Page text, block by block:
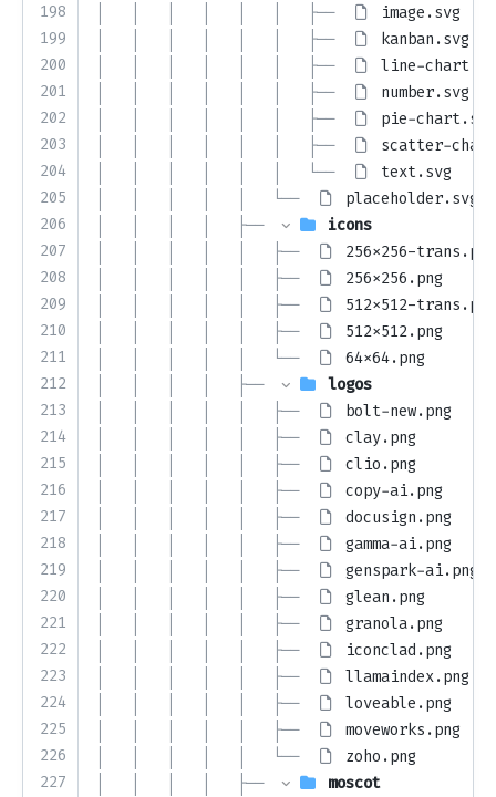
198
199
200
201
202
203
204
205
206
207
208
209
210
211
212
213
214
215
216
217
218
219
220
221
222
223
224
225
226
227
│   │   │   │   │   │   ├──
image.svg
│   │   │   │   │   │   ├──
kanban.svg
│   │   │   │   │   │   ├──
line-
│   │   │   │   │   │   ├──
number.svg
│   │   │   │   │   │   ├──
pie-chart.svg
│   │   │   │   │   │   ├──
scatter-
│   │   │   │   │   │   └──
text.svg
│   │   │   │   │   └──
placeholder.svg
│   │   │   │   ├──
icons
│   │   │   │   │   ├──
256x256-trans.png
│   │   │   │   │   ├──
256x256.png
│   │   │   │   │   ├──
512x512-trans.png
│   │   │   │   │   ├──
512x512.png
│   │   │   │   │   └──
64x64.png
│   │   │   │   ├──
logos
│   │   │   │   │   ├──
bolt-new.png
│   │   │   │   │   ├──
clay.png
│   │   │   │   │   ├──
clio.png
│   │   │   │   │   ├──
copy-ai.png
│   │   │   │   │   ├──
docusign.png
│   │   │   │   │   ├──
gamma-ai.png
│   │   │   │   │   ├──
genspark-ai.png
│   │   │   │   │   ├──
glean.png
│   │   │   │   │   ├──
granola.png
│   │   │   │   │   ├──
iconclad.png
│   │   │   │   │   ├──
llamaindex.png
│   │   │   │   │   ├──
loveable.png
│   │   │   │   │   ├──
moveworks.png
│   │   │   │   │   └──
zoho.png
│   │   │   │   ├──
moscot